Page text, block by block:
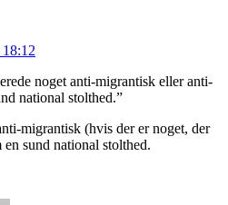
noget anti-migrantisk eller anti-
national stolthed.”
migrantisk (hvis der er noget, der
sund national stolthed.